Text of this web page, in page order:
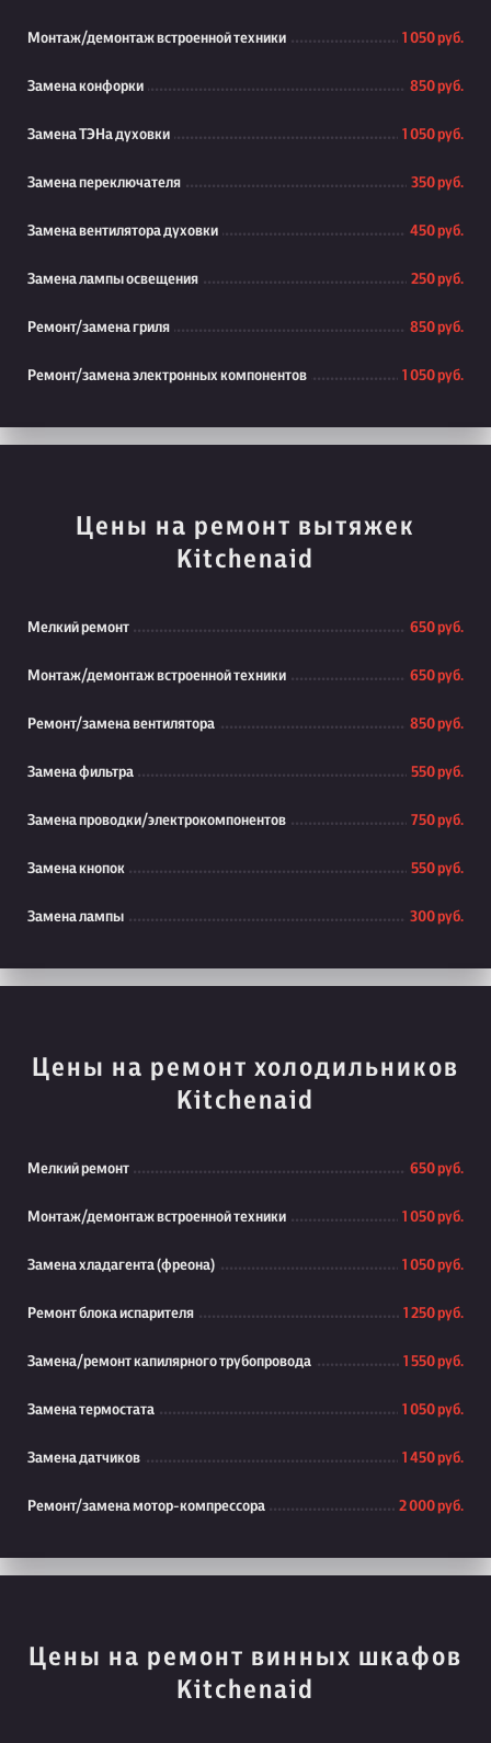
Монтаж/демонтаж встроенной техники 1 050 руб.
Замена конфорки 850 руб.
Замена ТЭНа духовки 1 050 руб.
Замена переключателя 350 руб.
Замена вентилятора духовки 450 руб.
Замена лампы освещения 250 руб.
Ремонт/замена гриля 850 руб.
Ремонт/замена электронных компонентов 1 050 руб.
Цены на ремонт вытяжек
Kitchenaid
Мелкий ремонт 650 руб.
Монтаж/демонтаж встроенной техники 650 руб.
Ремонт/замена вентилятора 850 руб.
Замена фильтра 550 руб.
Замена проводки/электрокомпонентов 750 руб.
Замена кнопок 550 руб.
Замена лампы 300 руб.
Цены на ремонт холодильников
Kitchenaid
Мелкий ремонт 650 руб.
Монтаж/демонтаж встроенной техники 1 050 руб.
Замена хладагента (фреона) 1 050 руб.
Ремонт блока испарителя 1 250 руб.
Замена/ремонт капилярного трубопровода 1 550 руб.
Замена термостата 1 050 руб.
Замена датчиков 1 450 руб.
Ремонт/замена мотор-компрессора 2 000 руб.
Цены на ремонт винных шкафов
Kitchenaid